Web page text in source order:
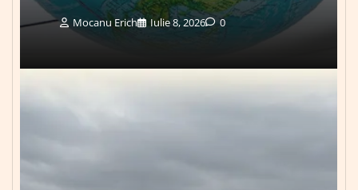
Mocanu Erich Iulie 8, 2026 0